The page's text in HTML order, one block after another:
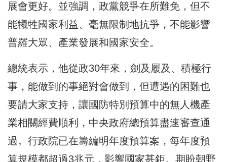
展會更好。並強調，政黨競爭在所難免，但不
能犧牲國家利益、毫無限制地抗爭，不能影響
普羅大眾、產業發展和國家安全。
總統表示，他從政30年來，劍及履及、積極行
事，能做到的事絕對會做到，但遭遇的困難也
要請大家支持，讓國防特別預算中的無人機產
業相關經費順利，中央政府總預算盡速審查通
過。行政院已在籌編明年度預算案，每年度預
算規模都超過3兆元，影響國家甚鉅。期盼朝野